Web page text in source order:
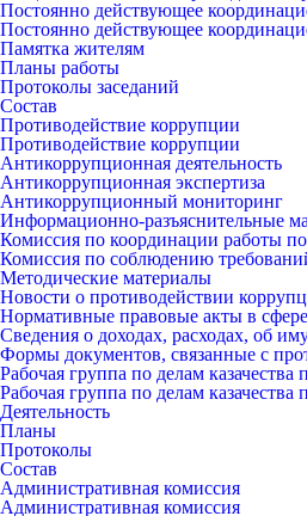
Постоянно действующее
Постоянно действующее
Памятка жителям
Планы работы
Протоколы заседаний
Состав
Противодействие коррупции
Противодействие коррупции
Антикоррупционная деятельность
Антикоррупционная экспертиза
Антикоррупционный мониторинг
Информационно-разъяснительные
Комиссия по координации работы
Комиссия по соблюдению
Методические материалы
Новости о противодействии
Нормативные правовые акты в
Сведения о доходах, расходах, об
Формы документов, связанные с
Рабочая группа по делам
Рабочая группа по делам
Деятельность
Планы
Протоколы
Состав
Административная комиссия
Административная комиссия